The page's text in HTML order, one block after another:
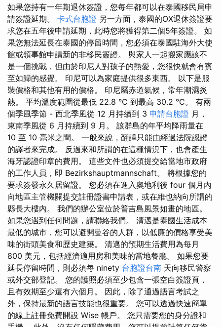
如果您持有一年期退休簽證，您每年都可以在泰國移民局申
請簽證延期。 卡式台胞證 另一方面，泰國的OX退休簽證要
求您在五年後申請延期，此時您將獲得第二個5年簽證。 如
果您無法延長在泰國的停留時間，您必須在泰國駐海外大使
館或領事館申請新的非移民簽證。 與家人一起搬家應該不
是一個挑戰，但由於印尼人對孩子的熱愛，您很快就會有賓
至如歸的感覺。 印尼可以為家庭提供很多東西。 以下是服
裝價格和其他有用的價格。 印尼屬赤道氣候，常年潮濕炎
熱。 平均溫度範圍從最低 22.8 °C 到最高 30.2 °C。 有兩
個季風季節 - 西北季風從 12 月持續到 3 申請台胞證 月，
東南季風從 6 月持續到 9 月。 該群島的年平均降雨量在
10 至 10 毫米之間。 一般來說，翻譯只能由經過法院認證
的譯者來完成。 反過來和所謂的在這種情況下，也會產生
海牙認證印章的費用。 這些文件也必須提交給當地市政府
的工作人員，即 Bezirkshauptmannschaft。 將根據您的
要求簽發永久居留證。 您必須在進入奧地利後 four 個月內
向地區主管機關提交註冊證書申請表，或在維也納向所謂的
縣長大樓內。 我們的辦公室位於普吉島風景如畫的地區。
如果您遇到任何問題，請聯絡我們。 清邁是泰國生活成本
最低的城市，您可以避開曼谷的人群，以低廉的價格享受美
味的街頭美食和歷史建築。 清邁的預期生活費用為每月
800 美元，包括經濟適用房和美味的當地餐廳。 如果您要
延長停留時間，則必須每 ninety 台胞證台南 天向移民警察
或外交部登記。 您的護照必須至少包含一張空白簽證頁，
且有效期至少還有六個月。 因此，除了通過語言考試之
外，保持最新的語言技能也很重要。 您可以透過快速簡單
的線上註冊免費開設 Wise 帳戶。 您只需要您的身分證和